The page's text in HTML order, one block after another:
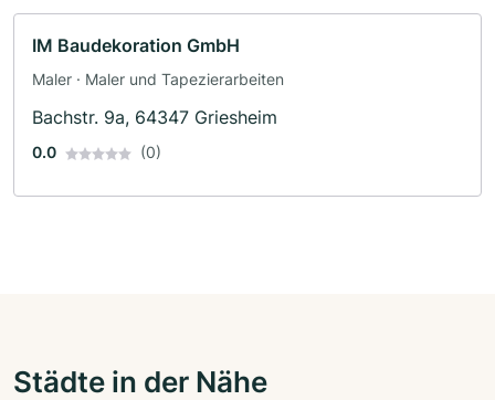
IM Baudekoration GmbH
Maler · Maler und Tapezierarbeiten
Bachstr. 9a, 64347 Griesheim
0.0 (0)
Städte in der Nähe